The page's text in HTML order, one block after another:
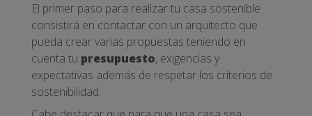
El primer paso para realizar tu casa sostenible
consistirá en contactar con un arquitecto que
pueda crear varias propuestas teniendo en
cuenta tu presupuesto, exigencias y
expectativas además de respetar los criterios de
sostenibilidad.